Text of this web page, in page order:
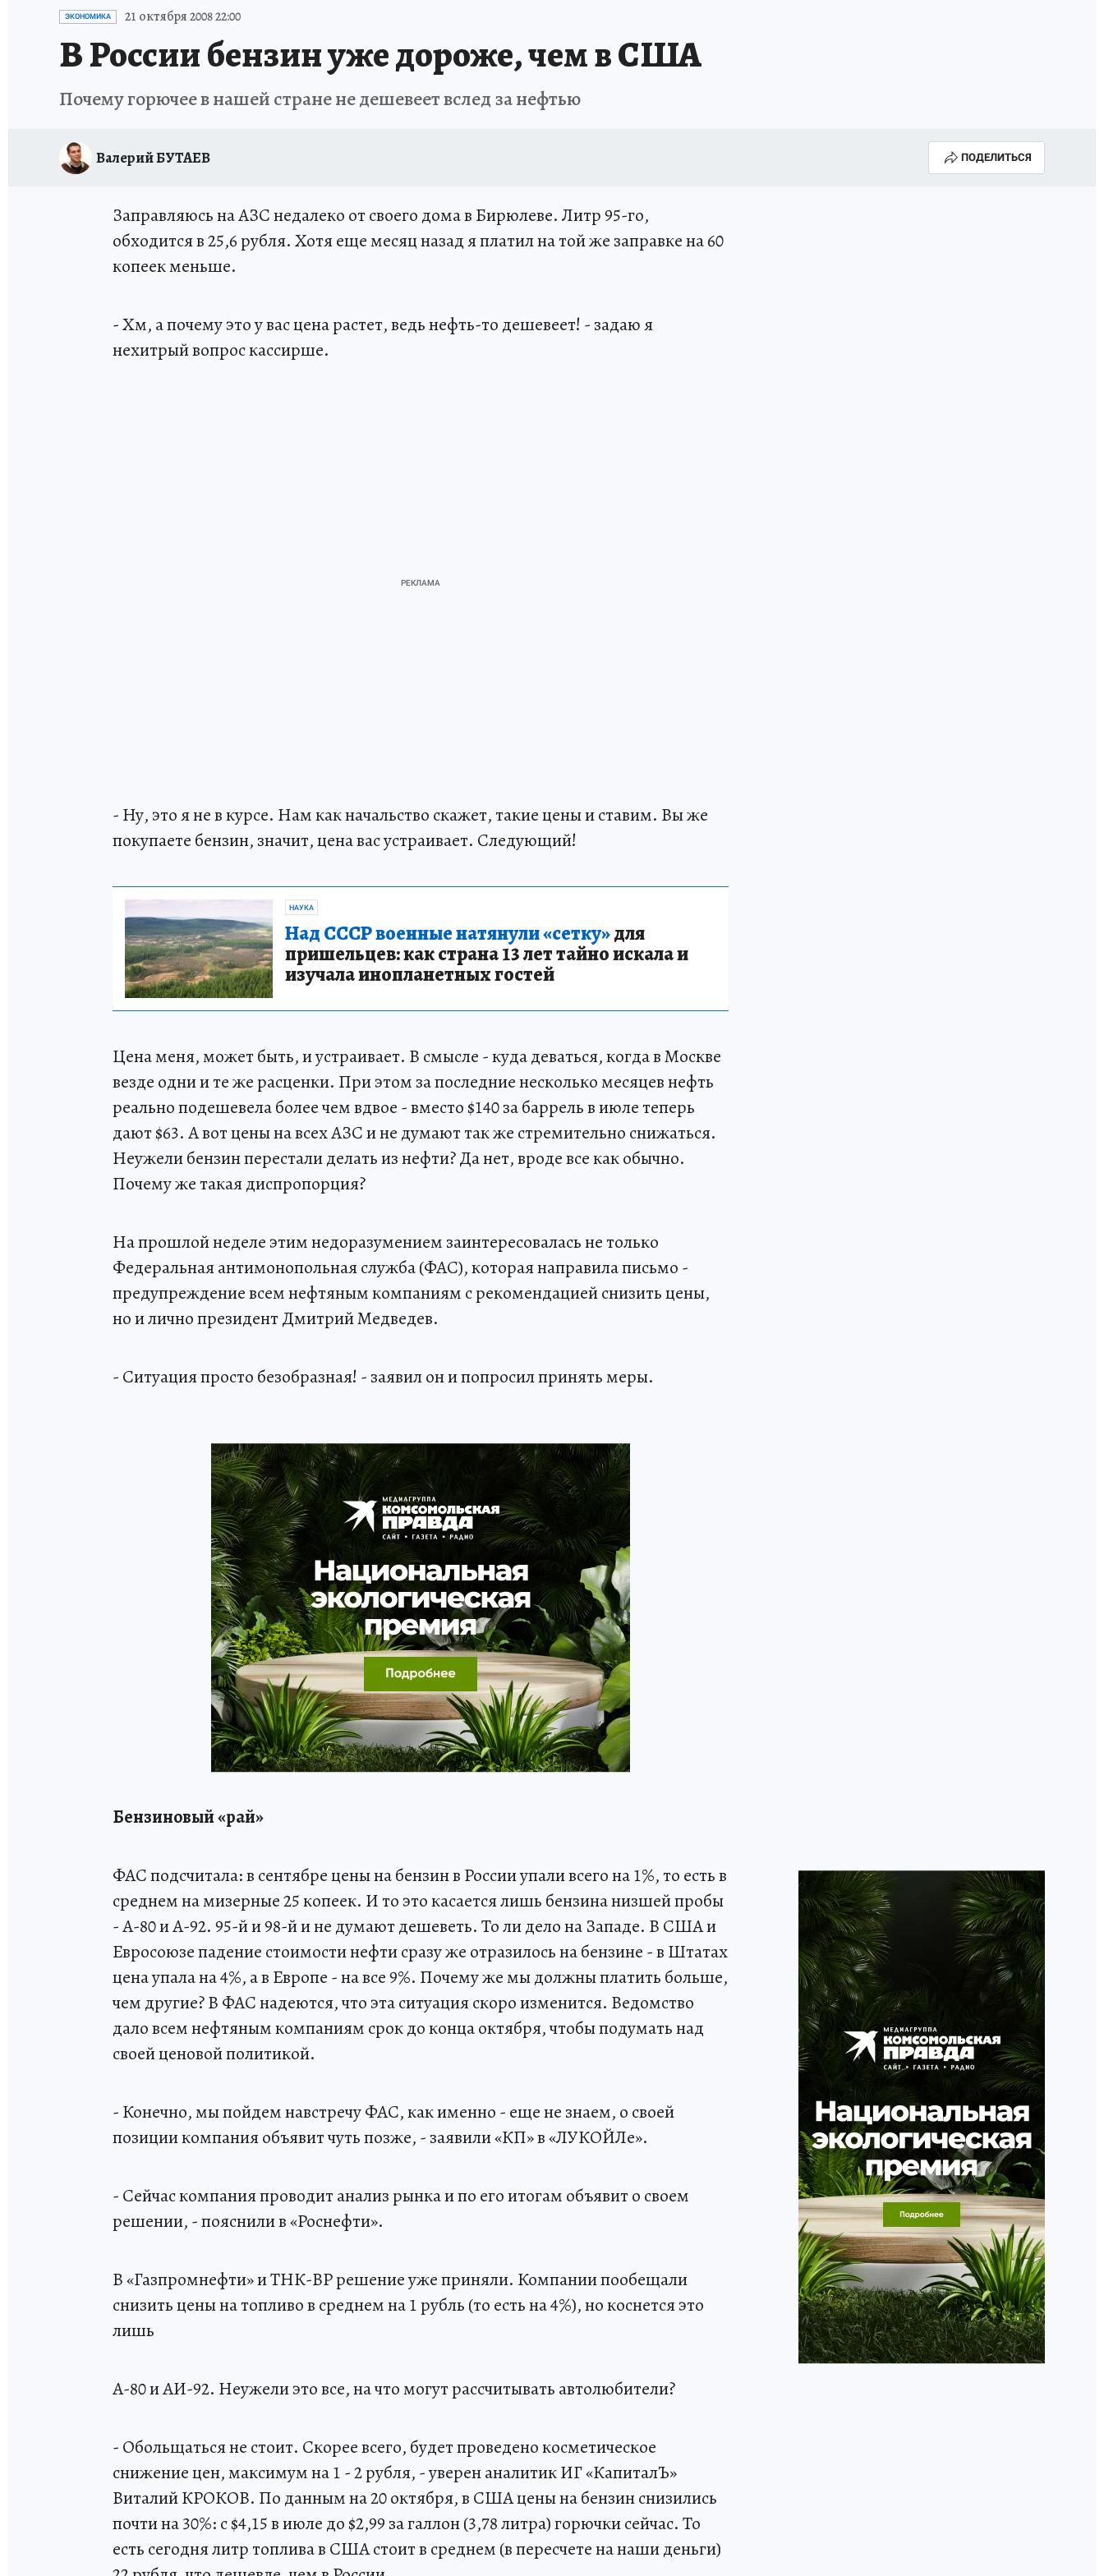
ИСПЫТАНО НА СЕБЕ
ЭКОНОМИКА 21 октября 2008 22:00
В России бензин уже дороже, чем в США
Почему горючее в нашей стране не дешевеет вслед за нефтью
Валерий БУТАЕВ ПОДЕЛИТЬСЯ
Заправляюсь на АЗС недалеко от своего дома в Бирюлеве. Литр 95-го,
обходится в 25,6 рубля. Хотя еще месяц назад я платил на той же заправке на 60
копеек меньше.
- Хм, а почему это у вас цена растет, ведь нефть-то дешевеет! - задаю я
нехитрый вопрос кассирше.
- Ну, это я не в курсе. Нам как начальство скажет, такие цены и ставим. Вы же
покупаете бензин, значит, цена вас устраивает. Следующий!
НАУКА
Над СССР военные натянули «сетку»для
пришельцев: как страна 13 лет тайно искала и
изучала инопланетных гостей
Цена меня, может быть, и устраивает. В смысле - куда деваться, когда в Москве
везде одни и те же расценки. При этом за последние несколько месяцев нефть
реально подешевела более чем вдвое - вместо $140 за баррель в июле теперь
дают $63. А вот цены на всех АЗС и не думают так же стремительно снижаться.
Неужели бензин перестали делать из нефти? Да нет, вроде все как обычно.
Почему же такая диспропорция?
На прошлой неделе этим недоразумением заинтересовалась не только
Федеральная антимонопольная служба (ФАС), которая направила письмо -
предупреждение всем нефтяным компаниям с рекомендацией снизить цены,
но и лично президент Дмитрий Медведев.
- Ситуация просто безобразная! - заявил он и попросил принять меры.
Бензиновый «рай»
ФАС подсчитала: в сентябре цены на бензин в России упали всего на 1%, то есть в
среднем на мизерные 25 копеек. И то это касается лишь бензина низшей пробы
- А-80 и А-92. 95-й и 98-й и не думают дешеветь. То ли дело на Западе. В США и
Евросоюзе падение стоимости нефти сразу же отразилось на бензине - в Штатах
цена упала на 4%, а в Европе - на все 9%. Почему же мы должны платить больше,
чем другие? В ФАС надеются, что эта ситуация скоро изменится. Ведомство
дало всем нефтяным компаниям срок до конца октября, чтобы подумать над
своей ценовой политикой.
- Конечно, мы пойдем навстречу ФАС, как именно - еще не знаем, о своей
позиции компания объявит чуть позже, - заявили «КП» в «ЛУКОЙЛе».
- Сейчас компания проводит анализ рынка и по его итогам объявит о своем
решении, - пояснили в «Роснефти».
В «Газпромнефти» и ТНК-ВР решение уже приняли. Компании пообещали
снизить цены на топливо в среднем на 1 рубль (то есть на 4%), но коснется это
лишь
А-80 и АИ-92. Неужели это все, на что могут рассчитывать автолюбители?
- Обольщаться не стоит. Скорее всего, будет проведено косметическое
снижение цен, максимум на 1 - 2 рубля, - уверен аналитик ИГ «КапиталЪ»
Виталий КРОКОВ. По данным на 20 октября, в США цены на бензин снизились
почти на 30%: с $4,15 в июле до $2,99 за галлон (3,78 литра) горючки сейчас. То
есть сегодня литр топлива в США стоит в среднем (в пересчете на наши деньги)